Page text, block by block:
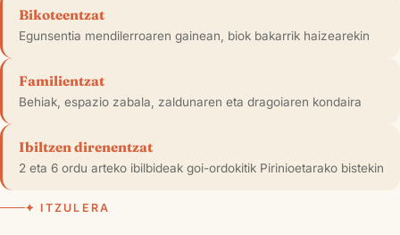
Bikoteentzat
Egunsentia mendilerroaren gainean, biok bakarrik haizearekin
Familientzat
Behiak, espazio zabala, zaldunaren eta dragoiaren kondaira
Ibiltzen direnentzat
2 eta 6 ordu arteko ibilbideak goi-ordokitik Pirinioetarako bistekin
✦ ITZULERA